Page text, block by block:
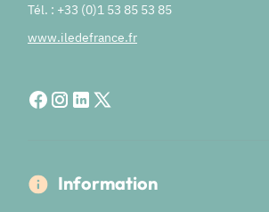
Tél. : +33 (0)1 53 85 53 85
www.iledefrance.fr
Information